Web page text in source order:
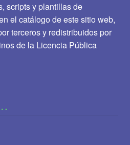
scripts y plantillas de
el catálogo de este sitio web,
terceros y redistribuidos por
de la Licencia Pública